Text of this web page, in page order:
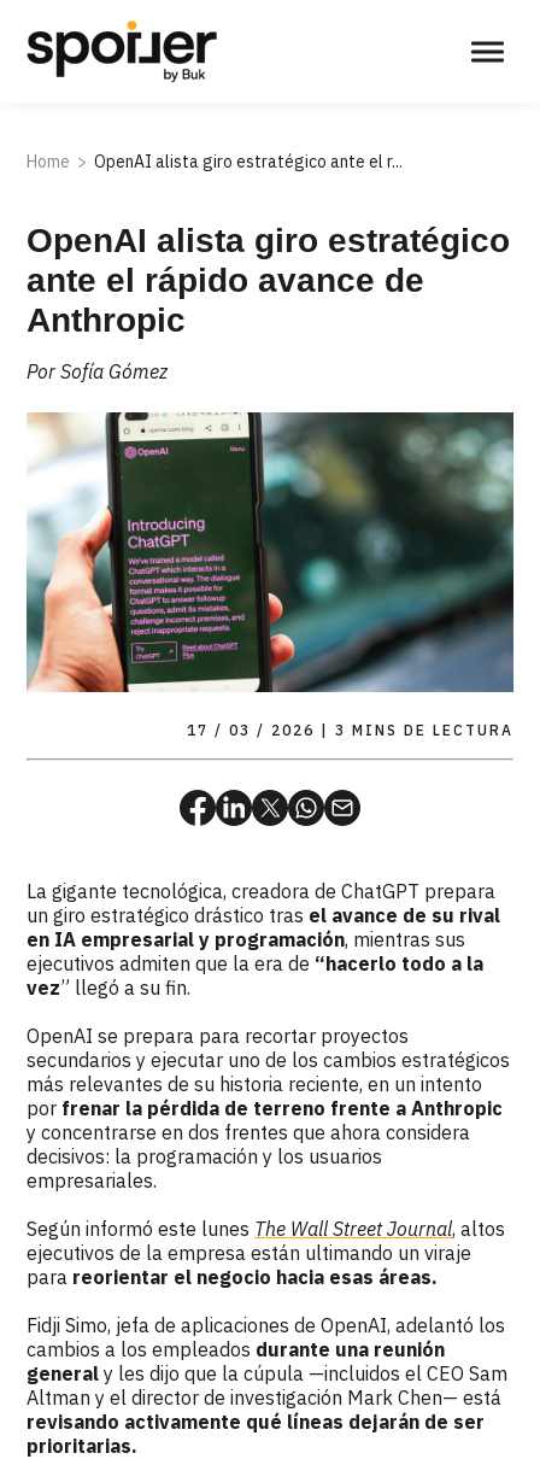
Home OpenAI alista giro estratégico ante el r...
17 / 03 / 2026 | 3 MINS DE LECTURA
OpenAI alista giro estratégico
ante el rápido avance de
Anthropic
Por Sofía Gómez
La gigante tecnológica, creadora de ChatGPT prepara
un giro estratégico drástico tras el avance de su rival
en IA empresarial y programación, mientras sus
ejecutivos admiten que la era de “hacerlo todo a la
vez” llegó a su fin.
OpenAI se prepara para recortar proyectos
secundarios y ejecutar uno de los cambios estratégicos
más relevantes de su historia reciente, en un intento
por frenar la pérdida de terreno frente a Anthropic
y concentrarse en dos frentes que ahora considera
decisivos: la programación y los usuarios
empresariales.
Según informó este lunes The Wall Street Journal, altos
ejecutivos de la empresa están ultimando un viraje
para reorientar el negocio hacia esas áreas.
Fidji Simo, jefa de aplicaciones de OpenAI, adelantó los
cambios a los empleados durante una reunión
generaly les dijo que la cúpula —incluidos el CEO Sam
Altman y el director de investigación Mark Chen— está
revisando activamente qué líneas dejarán de ser
prioritarias.